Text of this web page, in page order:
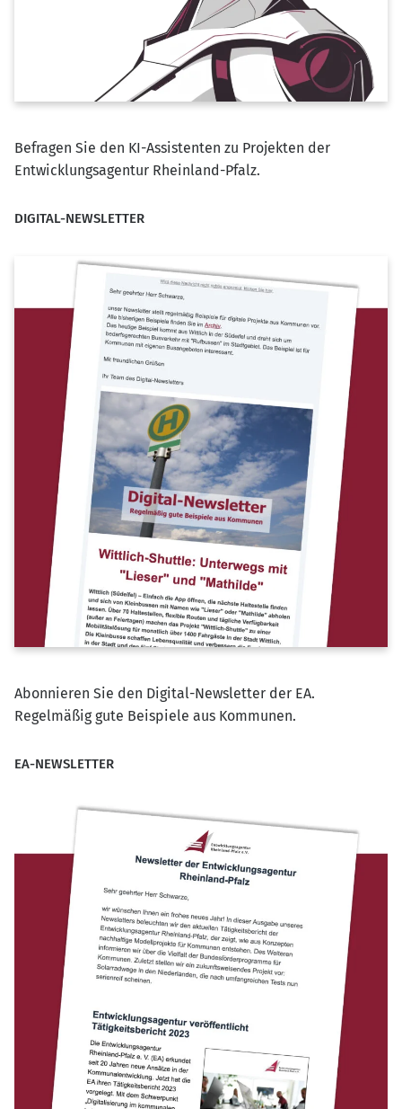
Befragen Sie den KI-Assistenten zu Projekten der
Entwicklungsagentur Rheinland-Pfalz.
DIGITAL-NEWSLETTER
Abonnieren Sie den Digital-Newsletter der EA.
Regelmäßig gute Beispiele aus Kommunen.
EA-NEWSLETTER